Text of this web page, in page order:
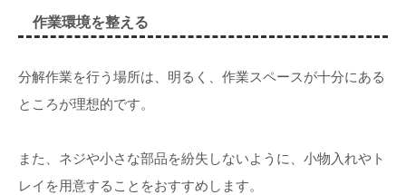
作業環境を整える
分解作業を行う場所は、明るく、作業スペースが十分にある
ところが理想的です。
また、ネジや小さな部品を紛失しないように、小物入れやト
レイを用意することをおすすめします。